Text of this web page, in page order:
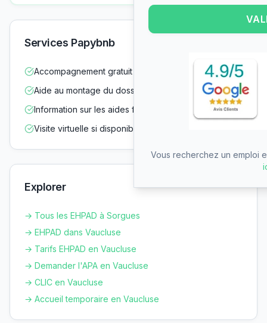
Services Papybnb
Accompagnement gratuit dans vos démarches
Aide au montage du dossier d'admission
Information sur les aides financières
Visite virtuelle si disponible
Explorer
→ Tous les EHPAD à Sorgues
→ EHPAD dans Vaucluse
→ Tarifs EHPAD en Vaucluse
→ Demander l'APA en Vaucluse
→ CLIC en Vaucluse
→ Accueil temporaire en Vaucluse
Vous recherchez un emploi